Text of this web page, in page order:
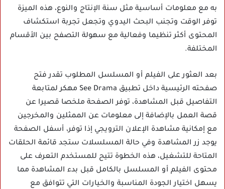
به مع معلومات أساسية مثل سنة الإنتاج والنوع، هذه الميزة
توفر الوقت وتجنب البحث اليدوي وتجعل تجربة استكشاف
المحتوى أكثر تنظيما وفعالية مع سهولة التصفح بين الأقسام
المختلفة.
بعد العثور على الفيلم أو المسلسل المطلوب تقدر فتح
صفحته الرئيسية داخل تطبيق See Drama مهكر لمتابعة
التفاصيل قبل المشاهدة، توفر الصفحة ملخصا قصيرا عن
قصة العمل بالإضافة إلى معلومات عن الممثلين والمخرجين
مع إمكانية مشاهدة الإعلان الترويجي إذا توفر، أسفل الصفحة
يوجد زر المشاهدة وفي حالة المسلسلات ستجد قائمة الحلقات
المتاحة للتشغيل، هذه الخطوة تتيح للمستخدم التعرف على
محتوى الفيلم أو المسلسل بالكامل قبل بدء المشاهدة مما
يسهل اختيار الجودة المناسبة والخيارات التي تتوافق مع